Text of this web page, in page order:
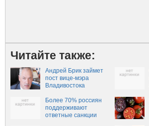
Читайте также:
Андрей Брик займет
пост вице-мэра
Владивостока
Более 70% россиян
поддерживают
ответные санкции